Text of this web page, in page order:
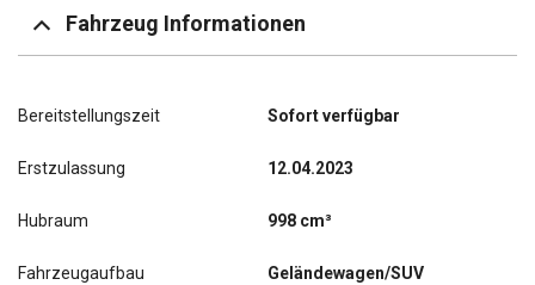
Fahrzeug Informationen
Bereitstellungszeit Sofort verfügbar
Erstzulassung 12.04.2023
Hubraum 998 cm³
Fahrzeugaufbau Geländewagen/SUV